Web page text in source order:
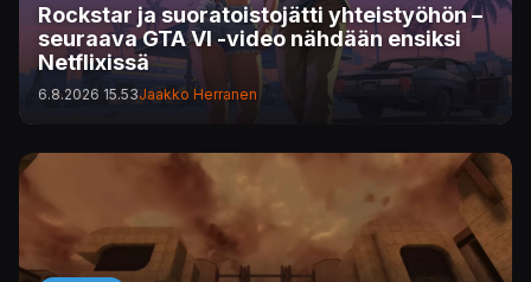
Rockstar ja suoratoistojätti yhteistyöhön –
seuraava GTA VI -video nähdään ensiksi
Netflixissä
6.8.2026 15.53Jaakko Herranen